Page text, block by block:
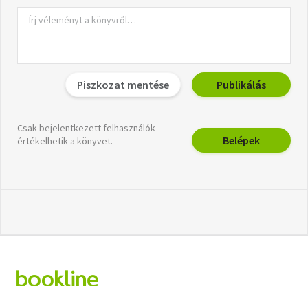
Piszkozat mentése Publikálás
Csak bejelentkezett felhasználók
értékelhetik a könyvet.
Belépek